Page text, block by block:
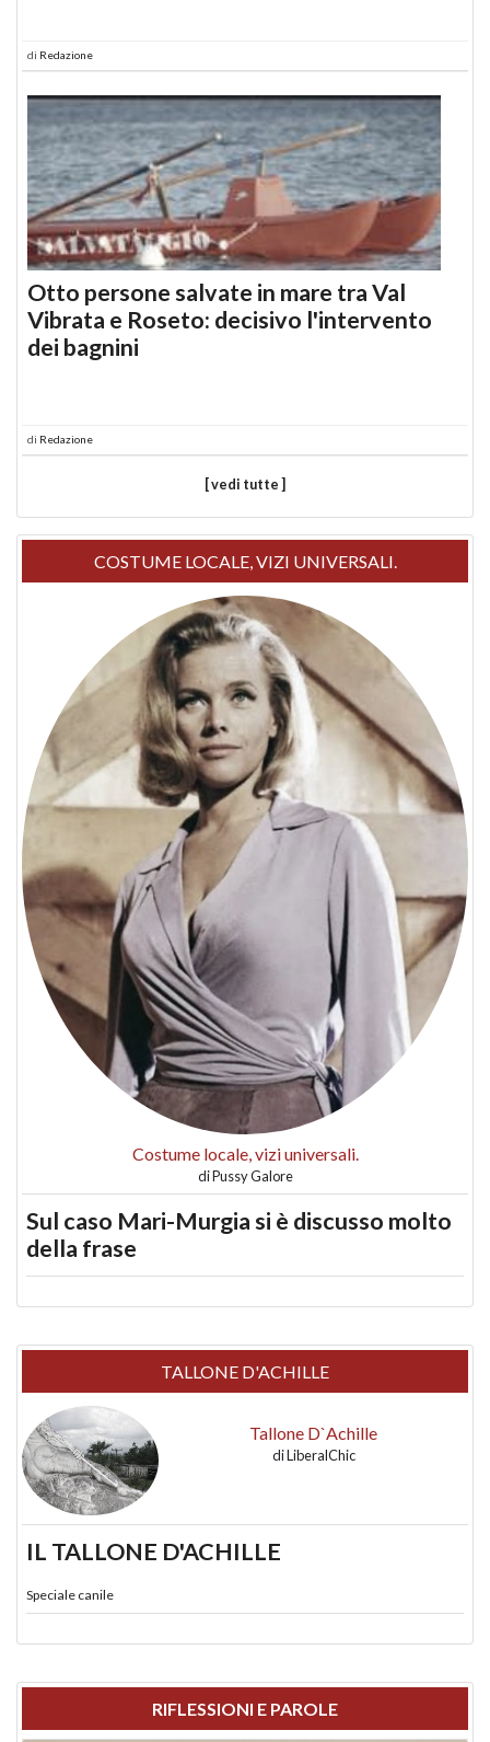
di Redazione
Otto persone salvate in mare tra Val
Vibrata e Roseto: decisivo l'intervento
dei bagnini
di Redazione
[ vedi tutte ]
COSTUME LOCALE, VIZI UNIVERSALI.
Costume locale, vizi universali.
diPussy Galore
Sul caso Mari-Murgia si è discusso molto
della frase
TALLONE D'ACHILLE
Tallone D`Achille
diLiberalChic
IL TALLONE D'ACHILLE
Speciale canile
RIFLESSIONI E PAROLE